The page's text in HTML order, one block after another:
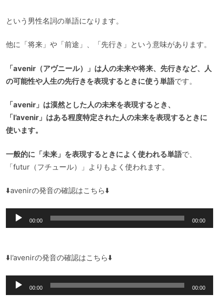
という男性名詞の単語になります。
他に「将来」や「前途」、「先行き」という意味があります。
「avenir（アヴニール）」は人の未来や将来、先行きなど、人
の可能性や人生の先行きを表現するときに使う単語です。
「avenir」は漠然とした人の未来を表現するとき、
「l’avenir」はある程度特定された人の未来を表現するときに
使います。
一般的に「未来」を表現するときによく使われる単語で、
「futur（フチュール）」よりもよく使われます。
⬇️avenirの発音の確認はこちら⬇️
声
レ
00:00 00:00
⬇️l’avenirの発音の確認はこちら⬇️
声
00:00 00:00